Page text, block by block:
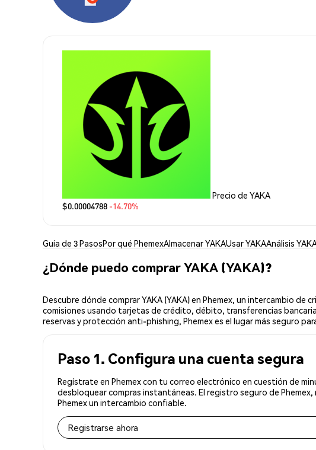
Precio de YAKA
$0.00004788 -14.70%
Guía de 3 PasosPor qué PhemexAlmacenar YAKAUsar YAKAAnálisis
¿Dónde puedo comprar YAKA (YAKA)?
Descubre dónde comprar YAKA (YAKA) en Phemex, un intercambio
comisiones usando tarjetas de crédito, débito, transferencias
reservas y protección anti-phishing, Phemex es el lugar más seguro
Paso 1. Configura una cuenta segura
Regístrate en Phemex con tu correo electrónico en cuestión de
desbloquear compras instantáneas. El registro seguro de
Phemex un intercambio confiable.
Registrarse ahora